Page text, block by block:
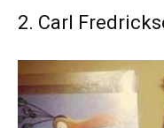
2. Carl